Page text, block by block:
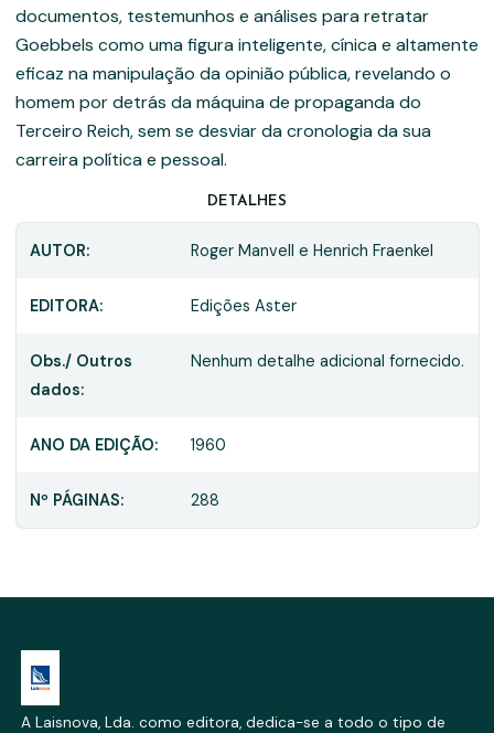
documentos, testemunhos e análises para retratar
Goebbels como uma figura inteligente, cínica e altamente
eficaz na manipulação da opinião pública, revelando o
homem por detrás da máquina de propaganda do
Terceiro Reich, sem se desviar da cronologia da sua
carreira política e pessoal.
DETALHES
AUTOR: Roger Manvell e Henrich Fraenkel
EDITORA: Edições Aster
Obs./ Outros
dados:
Nenhum detalhe adicional fornecido.
ANO DA EDIÇÃO: 1960
Nº PÁGINAS: 288
A Laisnova, Lda. como editora, dedica-se a todo o tipo de